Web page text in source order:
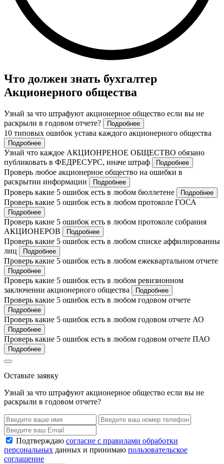
Что должен знать бухгалтер
Акционерного общества
Узнай за что штрафуют акционерное общество если вы не
раскрыли в годовом отчете?
Подробнее
10 типовых ошибок устава каждого акционерного общества
Подробнее
Узнай что каждое АКЦИОНРЕНОЕ ОБЩЕСТВО обязано
публиковать в ФЕДРЕСУРС, иначе штраф
Подробнее
Проверь любое акционерное общество на ошибки в
раскрытии информации
Подробнее
Проверь какие 5 ошибок есть в любом бюллетене Подробнее
Проверь какие 5 ошибок есть в любом протоколе ГОСА
Подробнее
Проверь какие 5 ошибок есть в любом протоколе собрания
АКЦИОНЕРОВ
Подробнее
Проверь какие 5 ошибок есть в любом списке аффилированны
лиц
Подробнее
Проверь какие 5 ошибок есть в любом ежеквартальном отчете
Подробнее
Проверь какие 5 ошибок есть в любом ревизионном
заключении акционерного общества
Подробнее
Проверь какие 5 ошибок есть в любом годовом отчете
Подробнее
Проверь какие 5 ошибок есть в любом годовом отчете АО
Подробнее
Проверь какие 5 ошибок есть в любом годовом отчете ПАО
Подробнее
Оставьте заявку
Узнай за что штрафуют акционерное общество если вы не
раскрыли в годовом отчете?
Подтверждаю согласие с правилами обработки
персональных данных и принимаю пользовательское
соглашение